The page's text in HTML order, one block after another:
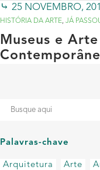
25 NOVEMBRO,
HISTÓRIA DA ARTE, JÁ
Museus e Arte
Palavras-chave
Arquitetura Arte